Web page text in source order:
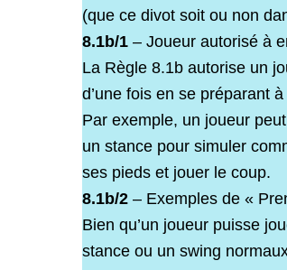
(que ce divot soit ou non
8.1b/1 – Joueur autorisé à
La Règle 8.1b autorise un
d’une fois en se préparant
Par exemple, un joueur
un stance pour simuler
ses pieds et jouer le coup.
8.1b/2 – Exemples de «
Bien qu’un joueur puisse
stance ou un swing